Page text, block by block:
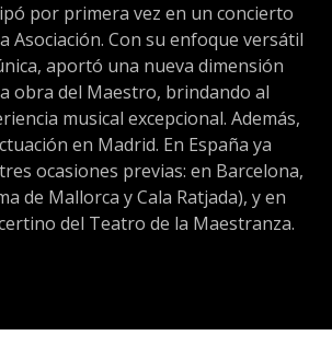
por primera vez en un concierto
Asociación. Con su enfoque versátil
aportó una nueva dimensión
obra del Maestro, brindando al
musical excepcional. Además,
en Madrid. En España ya
ocasiones previas: en Barcelona,
de Mallorca y Cala Ratjada), y en
del Teatro de la Maestranza.